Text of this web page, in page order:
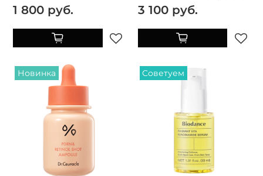
1 800 руб. 3 100 руб.
Новинка Советуем